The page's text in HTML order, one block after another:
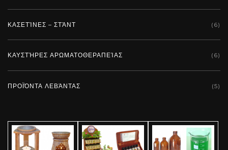
ΚΑΣΕΤΊΝΕΣ – ΣΤΆΝΤ (6)
ΚΑΥΣΤΉΡΕΣ ΑΡΩΜΑΤΟΘΕΡΑΠΕΊΑΣ (6)
ΠΡΟΪΌΝΤΑ ΛΕΒΆΝΤΑΣ (5)